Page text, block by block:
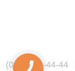
(067) 216-44-44